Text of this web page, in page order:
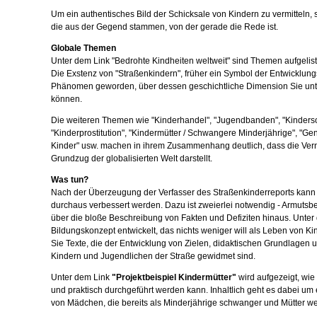
Um ein authentisches Bild der Schicksale von Kindern zu
die aus der Gegend stammen, von der gerade die Rede ist.
Globale Themen
Unter dem Link "Bedrohte Kindheiten weltweit" sind Themen
Die Exstenz von "Straßenkindern", früher ein Symbol der
Phänomen geworden, über dessen geschichtliche Dimension Sie
können.
Die weiteren Themen wie "Kinderhandel", "Jugendbanden",
"Kinderprostitution", "Kindermütter / Schwangere Minderjährige",
Kinder" usw. machen in ihrem Zusammenhang deutlich, dass die
Grundzug der globalisierten Welt darstellt.
Was tun?
Nach der Überzeugung der Verfasser des Straßenkinderreports
durchaus verbessert werden. Dazu ist zweierlei notwendig -
über die bloße Beschreibung von Fakten und Defiziten hinaus. Unter
Bildungskonzept entwickelt, das nichts weniger will als Leben von
Sie Texte, die der Entwicklung von Zielen, didaktischen Grundlagen
Kindern und Jugendlichen der Straße gewidmet sind.
Unter dem Link "Projektbeispiel Kindermütter" wird aufgezeigt,
und praktisch durchgeführt werden kann. Inhaltlich geht es dabei
von Mädchen, die bereits als Minderjährige schwanger und Mütter